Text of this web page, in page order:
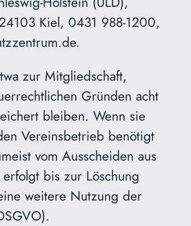
Kiel, 0431 988-1200,
zur Mitgliedschaft,
Gründen acht
bleiben. Wenn sie
Vereinsbetrieb benötigt
vom Ausscheiden aus
bis zur Löschung
weitere Nutzung der